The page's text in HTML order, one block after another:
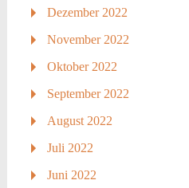
Dezember 2022
November 2022
Oktober 2022
September 2022
August 2022
Juli 2022
Juni 2022